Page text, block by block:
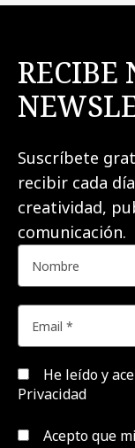
RECIBE
Suscríbete
recibir cada
creatividad,
comunicación.
He leído y
Privacidad
Acepto que